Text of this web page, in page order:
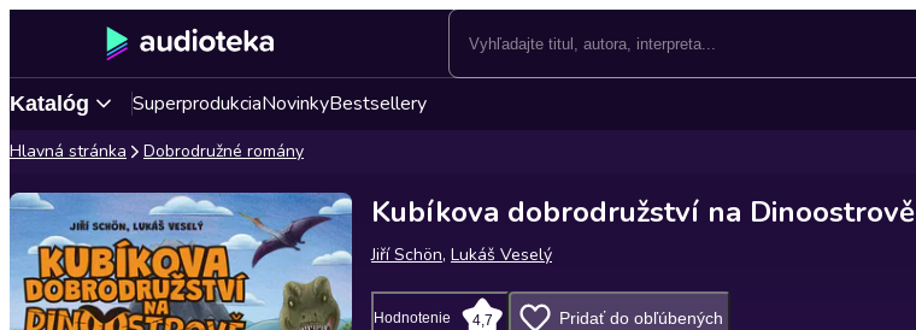
Katalóg SuperprodukciaNovinkyBestsellery
Hlavná stránka Dobrodružné romány
Kubíkova dobrodružství na Dinoostrově
Jiří Schön, Lukáš Veselý
Hodnotenie 4,7 Pridať do obľúbených